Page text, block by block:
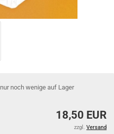
nur noch wenige auf Lager
18,50 EUR
zzgl. Versand